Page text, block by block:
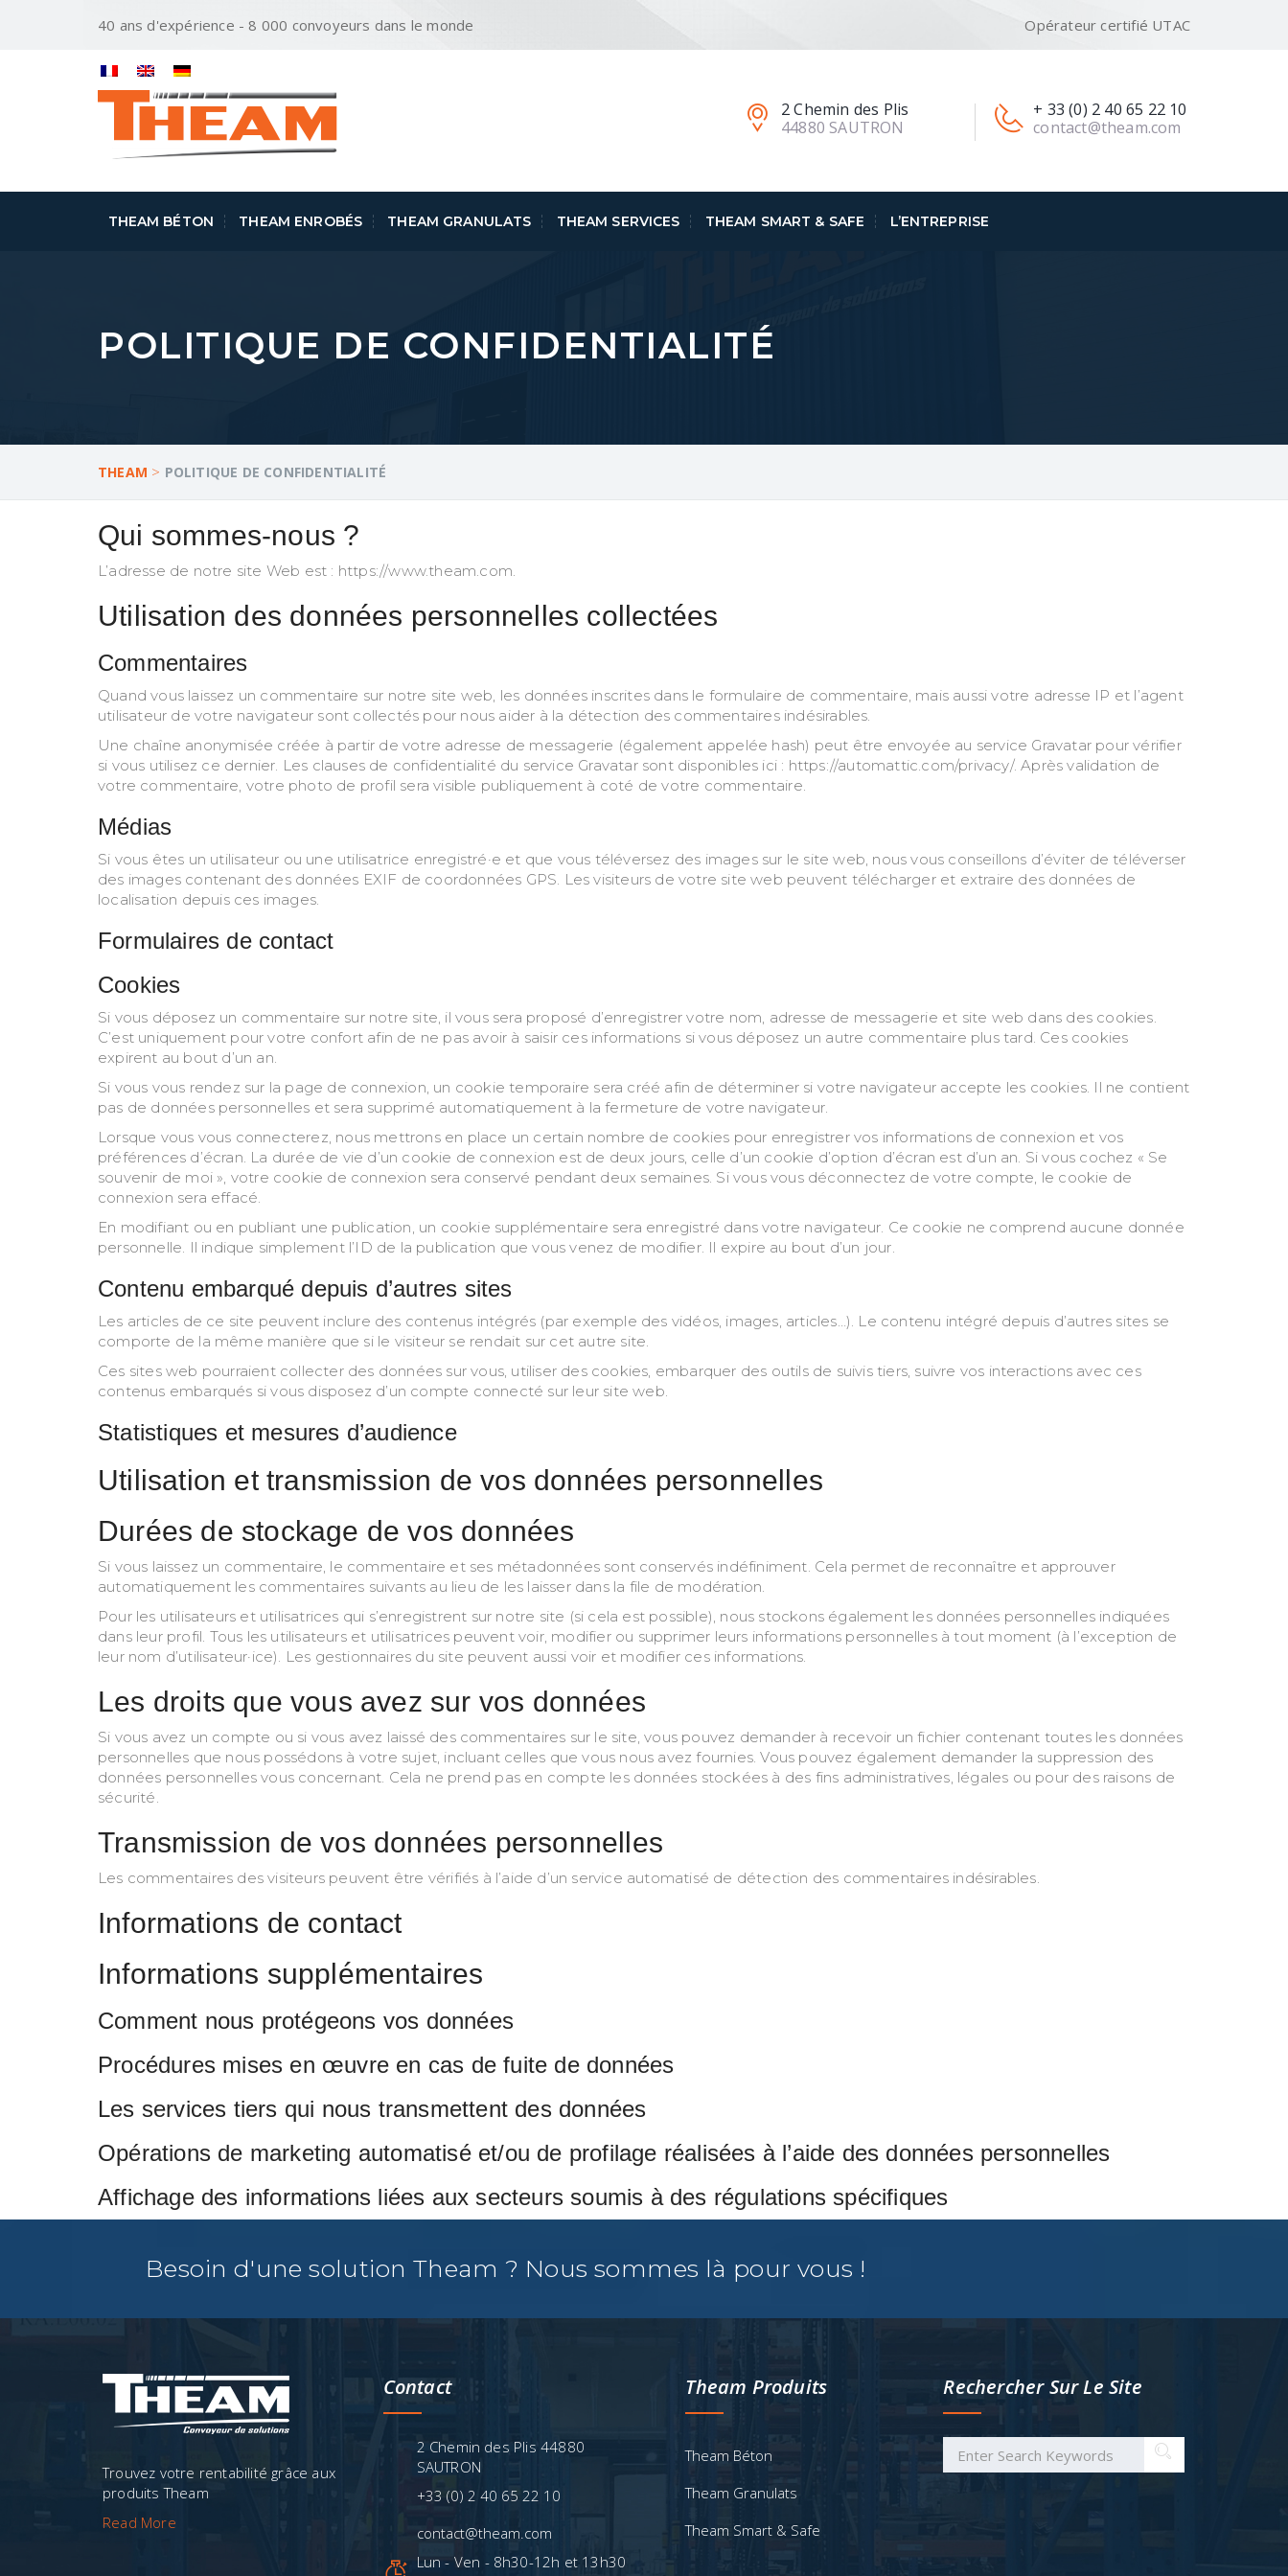
40 ans d'expérience - 8 000 convoyeurs dans le monde Opérateur certifié UTAC
+ 33 (0) 2 40 65 22 10
contact@theam.com
2 Chemin des Plis
44880 SAUTRON
THEAM BÉTON THEAM ENROBÉS THEAM GRANULATS THEAM SERVICES THEAM SMART & SAFE L’ENTREPRISE
POLITIQUE DE CONFIDENTIALITÉ
THEAM > POLITIQUE DE CONFIDENTIALITÉ
Qui sommes-nous ?
L’adresse de notre site Web est : https://www.theam.com.
Utilisation des données personnelles collectées
Commentaires
Quand vous laissez un commentaire sur notre site web, les données inscrites dans le formulaire de commentaire, mais aussi votre adresse IP et l’agent
utilisateur de votre navigateur sont collectés pour nous aider à la détection des commentaires indésirables.
Une chaîne anonymisée créée à partir de votre adresse de messagerie (également appelée hash) peut être envoyée au service Gravatar pour vérifier
si vous utilisez ce dernier. Les clauses de confidentialité du service Gravatar sont disponibles ici : https://automattic.com/privacy/. Après validation de
votre commentaire, votre photo de profil sera visible publiquement à coté de votre commentaire.
Médias
Si vous êtes un utilisateur ou une utilisatrice enregistré·e et que vous téléversez des images sur le site web, nous vous conseillons d’éviter de téléverser
des images contenant des données EXIF de coordonnées GPS. Les visiteurs de votre site web peuvent télécharger et extraire des données de
localisation depuis ces images.
Formulaires de contact
Cookies
Si vous déposez un commentaire sur notre site, il vous sera proposé d’enregistrer votre nom, adresse de messagerie et site web dans des cookies.
C’est uniquement pour votre confort afin de ne pas avoir à saisir ces informations si vous déposez un autre commentaire plus tard. Ces cookies
expirent au bout d’un an.
Si vous vous rendez sur la page de connexion, un cookie temporaire sera créé afin de déterminer si votre navigateur accepte les cookies. Il ne contient
pas de données personnelles et sera supprimé automatiquement à la fermeture de votre navigateur.
Lorsque vous vous connecterez, nous mettrons en place un certain nombre de cookies pour enregistrer vos informations de connexion et vos
préférences d’écran. La durée de vie d’un cookie de connexion est de deux jours, celle d’un cookie d’option d’écran est d’un an. Si vous cochez « Se
souvenir de moi », votre cookie de connexion sera conservé pendant deux semaines. Si vous vous déconnectez de votre compte, le cookie de
connexion sera effacé.
En modifiant ou en publiant une publication, un cookie supplémentaire sera enregistré dans votre navigateur. Ce cookie ne comprend aucune donnée
personnelle. Il indique simplement l’ID de la publication que vous venez de modifier. Il expire au bout d’un jour.
Contenu embarqué depuis d’autres sites
Les articles de ce site peuvent inclure des contenus intégrés (par exemple des vidéos, images, articles…). Le contenu intégré depuis d’autres sites se
comporte de la même manière que si le visiteur se rendait sur cet autre site.
Ces sites web pourraient collecter des données sur vous, utiliser des cookies, embarquer des outils de suivis tiers, suivre vos interactions avec ces
contenus embarqués si vous disposez d’un compte connecté sur leur site web.
Statistiques et mesures d’audience
Utilisation et transmission de vos données personnelles
Durées de stockage de vos données
Si vous laissez un commentaire, le commentaire et ses métadonnées sont conservés indéfiniment. Cela permet de reconnaître et approuver
automatiquement les commentaires suivants au lieu de les laisser dans la file de modération.
Pour les utilisateurs et utilisatrices qui s’enregistrent sur notre site (si cela est possible), nous stockons également les données personnelles indiquées
dans leur profil. Tous les utilisateurs et utilisatrices peuvent voir, modifier ou supprimer leurs informations personnelles à tout moment (à l’exception de
leur nom d’utilisateur·ice). Les gestionnaires du site peuvent aussi voir et modifier ces informations.
Les droits que vous avez sur vos données
Si vous avez un compte ou si vous avez laissé des commentaires sur le site, vous pouvez demander à recevoir un fichier contenant toutes les données
personnelles que nous possédons à votre sujet, incluant celles que vous nous avez fournies. Vous pouvez également demander la suppression des
données personnelles vous concernant. Cela ne prend pas en compte les données stockées à des fins administratives, légales ou pour des raisons de
sécurité.
Transmission de vos données personnelles
Les commentaires des visiteurs peuvent être vérifiés à l’aide d’un service automatisé de détection des commentaires indésirables.
Informations de contact
Informations supplémentaires
Comment nous protégeons vos données
Procédures mises en œuvre en cas de fuite de données
Les services tiers qui nous transmettent des données
Opérations de marketing automatisé et/ou de profilage réalisées à l’aide des données personnelles
Affichage des informations liées aux secteurs soumis à des régulations spécifiques
Besoin d'une solution Theam ? Nous sommes là pour vous !
Trouvez votre rentabilité grâce aux
produits Theam
Read More
Contact
2 Chemin des Plis 44880
SAUTRON
+33 (0) 2 40 65 22 10
contact@theam.com
Lun - Ven - 8h30-12h et 13h30
Theam Produits
Theam Béton
Theam Granulats
Theam Smart & Safe
Rechercher Sur Le Site